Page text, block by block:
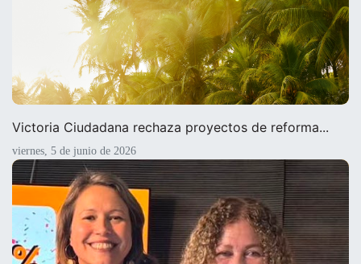
Victoria Ciudadana rechaza proyectos de reforma...
viernes, 5 de junio de 2026